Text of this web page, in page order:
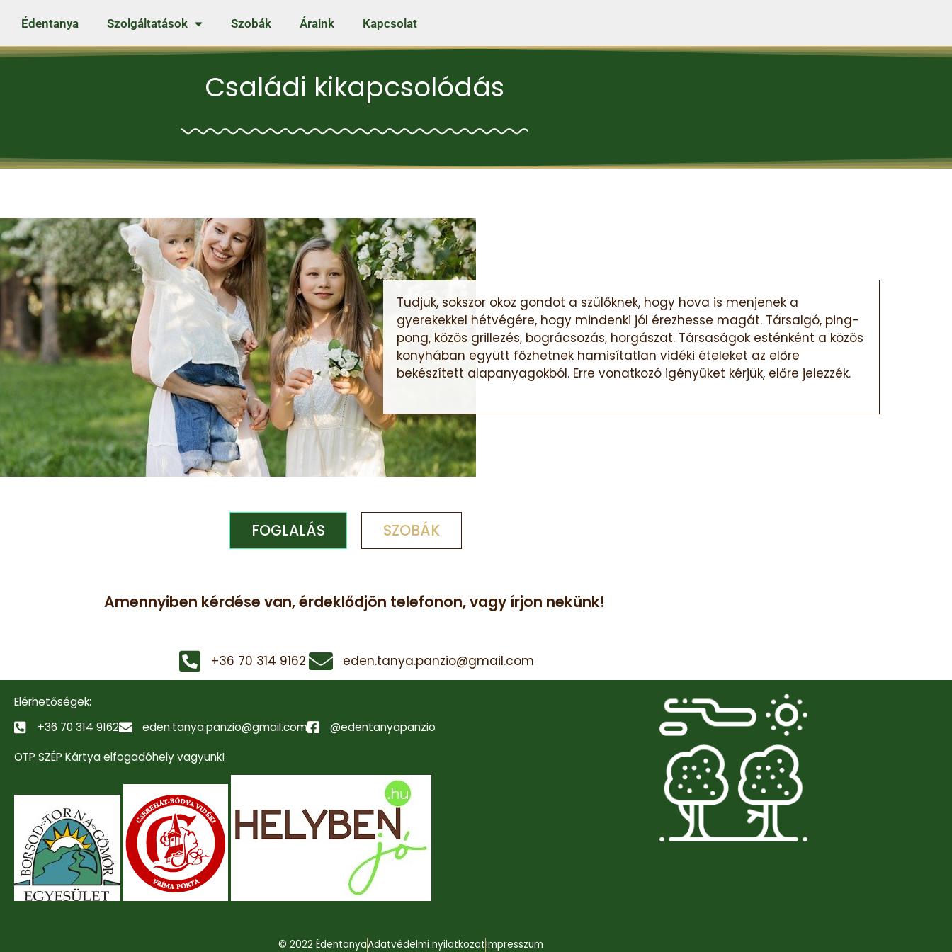
Édentanya Szolgáltatások Szobák Áraink Kapcsolat
Családi kikapcsolódás
Tudjuk, sokszor okoz gondot a szülőknek, hogy hova is menjenek a
gyerekekkel hétvégére, hogy mindenki jól érezhesse magát. Társalgó, ping-
pong, közös grillezés, bográcsozás, horgászat. Társaságok esténként a közös
konyhában együtt főzhetnek hamisítatlan vidéki ételeket az előre
bekészített alapanyagokból. Erre vonatkozó igényüket kérjük, előre jelezzék.
FOGLALÁS SZOBÁK
Amennyiben kérdése van, érdeklődjön telefonon, vagy írjon nekünk!
+36 70 314 9162 eden.tanya.panzio@gmail.com
Elérhetőségek:
+36 70 314 9162
eden.tanya.panzio@gmail.com
@edentanyapanzio
OTP SZÉP Kártya elfogadóhely vagyunk!
© 2022 ÉdentanyaAdatvédelmi nyilatkozatImpresszum